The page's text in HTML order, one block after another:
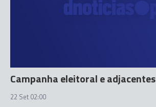
Campanha eleitoral e adjacentes
22 Set 02:00